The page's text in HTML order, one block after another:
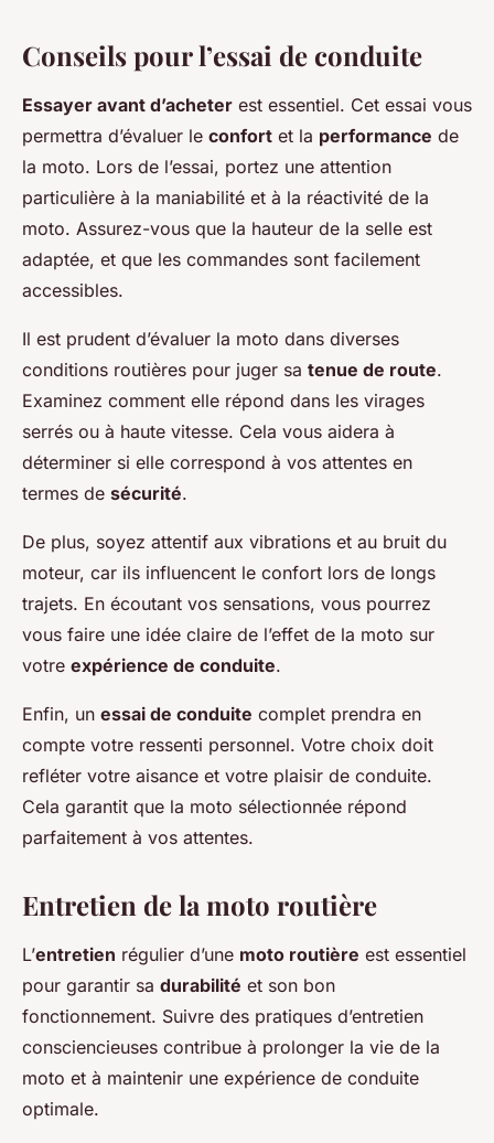
Conseils pour l’essai de conduite
Essayer avant d’acheter est essentiel. Cet essai vous
permettra d’évaluer le confort et la performance de
la moto. Lors de l’essai, portez une attention
particulière à la maniabilité et à la réactivité de la
moto. Assurez-vous que la hauteur de la selle est
adaptée, et que les commandes sont facilement
accessibles.
Il est prudent d’évaluer la moto dans diverses
conditions routières pour juger sa tenue de route.
Examinez comment elle répond dans les virages
serrés ou à haute vitesse. Cela vous aidera à
déterminer si elle correspond à vos attentes en
termes de sécurité.
De plus, soyez attentif aux vibrations et au bruit du
moteur, car ils influencent le confort lors de longs
trajets. En écoutant vos sensations, vous pourrez
vous faire une idée claire de l’effet de la moto sur
votre expérience de conduite.
Enfin, un essai de conduite complet prendra en
compte votre ressenti personnel. Votre choix doit
refléter votre aisance et votre plaisir de conduite.
Cela garantit que la moto sélectionnée répond
parfaitement à vos attentes.
Entretien de la moto routière
L’entretien régulier d’une moto routière est essentiel
pour garantir sa durabilité et son bon
fonctionnement. Suivre des pratiques d’entretien
consciencieuses contribue à prolonger la vie de la
moto et à maintenir une expérience de conduite
optimale.